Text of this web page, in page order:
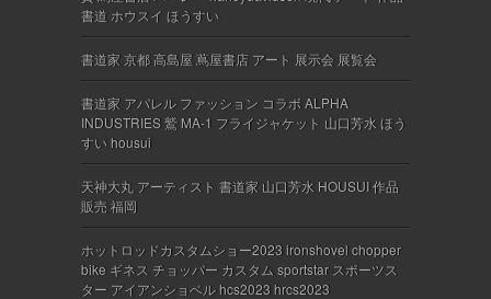
書道 ホウスイ ほうすい
書道家 京都 高島屋 蔦屋書店 アート 展示会 展覧会
書道家 アパレル ファッション コラボ ALPHA
INDUSTRIES 鷲 MA-1 フライジャケット 山口芳水 ほう
すい housui
天神大丸 アーティスト 書道家 山口芳水 HOUSUI 作品
販売 福岡
ホットロッドカスタムショー2023 ironshovel chopper
bike ギネス チョッパー カスタム sportstar スポーツス
ター アイアンショベル hcs2023 hrcs2023